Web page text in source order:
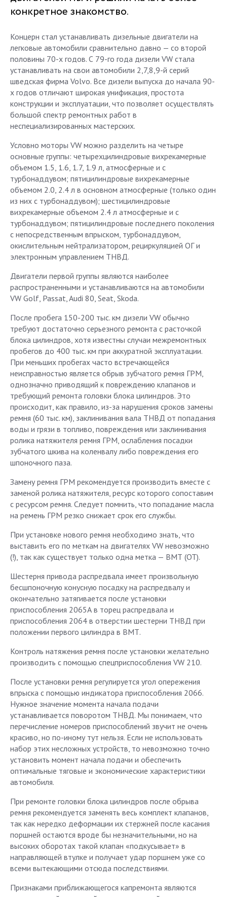
конкретное знакомство.
Концерн стал устанавливать дизельные двигатели на
легковые автомобили сравнительно давно — со второй
половины 70-х годов. С 79-го года дизели VW стала
устанавливать на свои автомобили 2,7,8,9-й серий
шведская фирма Volvo. Все дизели выпуска до начала 90-
х годов отличают широкая унификация, простота
конструкции и эксплуатации, что позволяет осуществлять
большой спектр ремонтных работ в
неспециализированных мастерских.
Условно моторы VW можно разделить на четыре
основные группы: четырехцилиндровые вихрекамерные
объемом 1.5, 1.6, 1.7, 1.9 л, атмосферные и с
турбонаддувом; пятицилиндровые вихрекамерные
объемом 2.0, 2.4 л в основном атмосферные (только один
из них с турбонаддувом); шестицилиндровые
вихрекамерные объемом 2.4 л атмосферные и с
турбонаддувом; пятицилиндровые последнего поколения
с непосредственным впрыском, турбонаддувом,
окислительным нейтрализатором, рециркуляцией ОГ и
электронным управлением ТНВД.
Двигатели первой группы являются наиболее
распространенными и устанавливаются на автомобили
VW Golf, Passat, Audi 80, Seat, Skoda.
После пробега 150-200 тыс. км дизели VW обычно
требуют достаточно серьезного ремонта с расточкой
блока цилиндров, хотя известны случаи межремонтных
пробегов до 400 тыс. км при аккуратной эксплуатации.
При меньших пробегах часто встречающейся
неисправностью является обрыв зубчатого ремня ГРМ,
однозначно приводящий к повреждению клапанов и
требующий ремонта головки блока цилиндров. Это
происходит, как правило, из-за нарушения сроков замены
ремня (60 тыс. км), заклинивания вала ТНВД от попадания
воды и грязи в топливо, повреждения или заклинивания
ролика натяжителя ремня ГРМ, ослабления посадки
зубчатого шкива на коленвалу либо повреждения его
шпоночного паза.
Замену ремня ГРМ рекомендуется производить вместе с
заменой ролика натяжителя, ресурс которого сопоставим
с ресурсом ремня. Следует помнить, что попадание масла
на ремень ГРМ резко снижает срок его службы.
При установке нового ремня необходимо знать, что
выставить его по меткам на двигателях VW невозможно
(!), так как существует только одна метка — ВМТ (ОТ).
Шестерня привода распредвала имеет произвольную
бесшпоночную конусную посадку на распредвалу и
окончательно затягивается после установки
приспособления 2065А в торец распредвала и
приспособления 2064 в отверстии шестерни ТНВД при
положении первого цилиндра в ВМТ.
Контроль натяжения ремня после установки желательно
производить с помощью спецприспособления VW 210.
После установки ремня регулируется угол опережения
впрыска с помощью индикатора приспособления 2066.
Нужное значение момента начала подачи
устанавливается поворотом ТНВД. Мы понимаем, что
перечисление номеров приспособлений звучит не очень
красиво, но по-иному тут нельзя. Если не использовать
набор этих несложных устройств, то невозможно точно
установить момент начала подачи и обеспечить
оптимальные тяговые и экономические характеристики
автомобиля.
При ремонте головки блока цилиндров после обрыва
ремня рекомендуется заменять весь комплект клапанов,
так как нередко деформации их стержней после касания
поршней остаются вроде бы незначительными, но на
высоких оборотах такой клапан «подкусывает» в
направляющей втулке и получает удар поршнем уже со
всеми вытекающими отсюда последствиями.
Признаками приближающегося капремонта являются